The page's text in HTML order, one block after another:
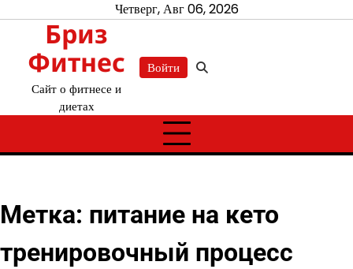
содержимому
Четверг, Авг 06, 2026
Бриз
Фитнес
Сайт о фитнесе и
диетах
Войти
Метка: питание на кето
тренировочный процесс